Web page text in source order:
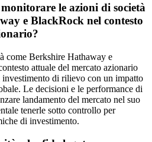
le azioni di società
e BlackRock nel contesto
come Berkshire Hathaway e
attuale del mercato azionario
investimento di rilievo con un impatto
Le decisioni e le performance di
landamento del mercato nel suo
tenerle sotto controllo per
di investimento.